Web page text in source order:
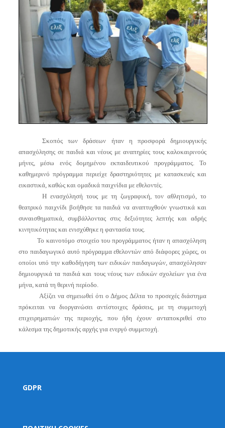
Σκοπός των δράσεων ήταν η προσφορά δημιουργικής
απασχόλησης σε παιδιά και νέους με αναπηρίες τους καλοκαιρινούς
μήνες, μέσω ενός δομημένου εκπαιδευτικού προγράμματος. Το
καθημερινό πρόγραμμα περιείχε δραστηριότητες με κατασκευές και
εικαστικά, καθώς και ομαδικά παιχνίδια με εθελοντές.
Η ενασχόλησή τους με τη ζωγραφική, τον αθλητισμό, το
θεατρικό παιχνίδι βοήθησε τα παιδιά να αναπτυχθούν γνωστικά και
συναισθηματικά, συμβάλλοντας στις δεξιότητες λεπτής και αδρής
κινητικότητας και ενισχύθηκε η φαντασία τους.
Το καινοτόμο στοιχείο του προγράμματος ήταν η απασχόληση
στο παιδαγωγικό αυτό πρόγραμμα εθελοντών από διάφορες χώρες, οι
οποίοι υπό την καθοδήγηση των ειδικών παιδαγωγών, απασχόλησαν
δημιουργικά τα παιδιά και τους νέους των ειδικών σχολείων για ένα
μήνα, κατά τη θερινή περίοδο.
Αξίζει να σημειωθεί ότι ο Δήμος Δέλτα το προσεχές διάστημα
πρόκειται να διοργανώσει αντίστοιχες δράσεις, με τη συμμετοχή
επιχειρηματιών της περιοχής, που ήδη έχουν ανταποκριθεί στο
κάλεσμα της δημοτικής αρχής για ενεργό συμμετοχή.
GDPR